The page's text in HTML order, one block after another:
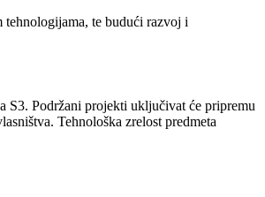
te budući razvoj i
S3. Podržani projekti uključivat će pripremu
Tehnološka zrelost predmeta